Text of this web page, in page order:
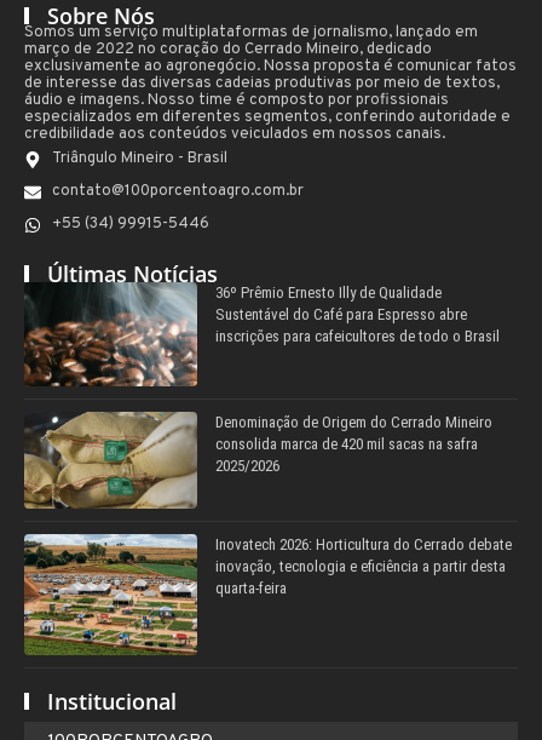
Sobre Nós
Somos um serviço multiplataformas de jornalismo, lançado em
março de 2022 no coração do Cerrado Mineiro, dedicado
exclusivamente ao agronegócio. Nossa proposta é comunicar fatos
de interesse das diversas cadeias produtivas por meio de textos,
áudio e imagens. Nosso time é composto por profissionais
especializados em diferentes segmentos, conferindo autoridade e
credibilidade aos conteúdos veiculados em nossos canais.
Triângulo Mineiro - Brasil
contato@100porcentoagro.com.br
+55 (34) 99915-5446
Últimas Notícias
36º Prêmio Ernesto Illy de Qualidade
Sustentável do Café para Espresso abre
inscrições para cafeicultores de todo o Brasil
Denominação de Origem do Cerrado Mineiro
consolida marca de 420 mil sacas na safra
2025/2026
Inovatech 2026: Horticultura do Cerrado debate
inovação, tecnologia e eficiência a partir desta
quarta-feira
Institucional